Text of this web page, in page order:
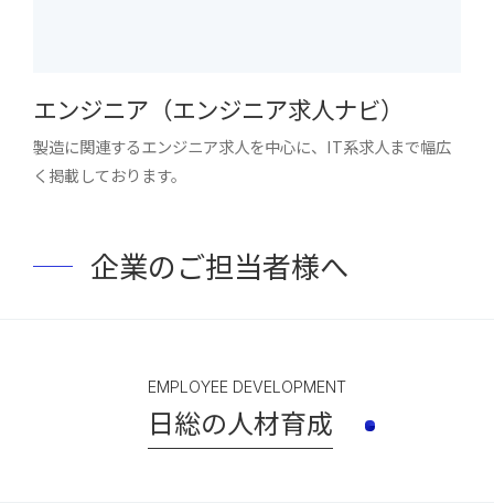
エンジニア（エンジニア求人ナビ）
製造に関連するエンジニア求人を中心に、IT系求人まで幅広
く掲載しております。
企業のご担当者様へ
EMPLOYEE DEVELOPMENT
日総の人材育成